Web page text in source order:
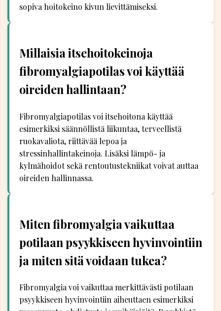
sopiva hoitokeino kivun lievittämiseksi.
Millaisia itsehoitokeinoja
fibromyalgiapotilas voi käyttää
oireiden hallintaan?
Fibromyalgiapotilas voi itsehoitona käyttää
esimerkiksi säännöllistä liikuntaa, terveellistä
ruokavaliota, riittävää lepoa ja
stressinhallintakeinoja. Lisäksi lämpö- ja
kylmähoidot sekä rentoutustekniikat voivat auttaa
oireiden hallinnassa.
Miten fibromyalgia vaikuttaa
potilaan psyykkiseen hyvinvointiin
ja miten sitä voidaan tukea?
Fibromyalgia voi vaikuttaa merkittävästi potilaan
psyykkiseen hyvinvointiin aiheuttaen esimerkiksi